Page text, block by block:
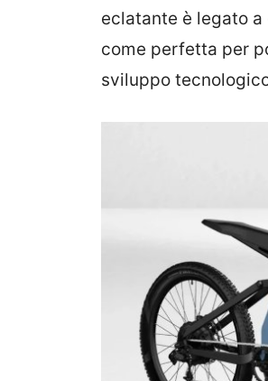
eclatante è legato
come perfetta per
sviluppo